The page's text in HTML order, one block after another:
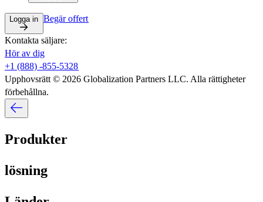
Logga in​​ Begär offert​​
Kontakta säljare:​​
Hör av dig​​
+1 (888) -855-5328​​
Upphovsrätt © 2026 Globalization Partners LLC. Alla rättigheter
förbehållna.​​
Produkter​​
lösning​​